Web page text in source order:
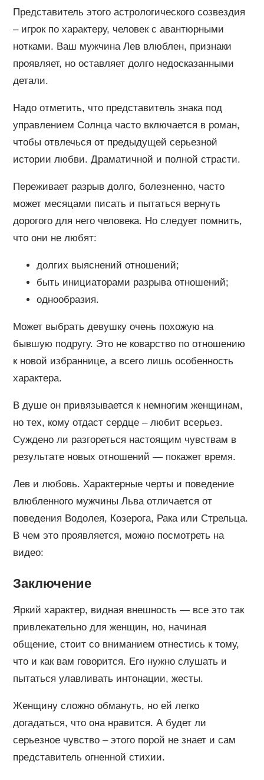
Представитель этого астрологического созвездия
– игрок по характеру, человек с авантюрными
нотками. Ваш мужчина Лев влюблен, признаки
проявляет, но оставляет долго недосказанными
детали.
Надо отметить, что представитель знака под
управлением Солнца часто включается в роман,
чтобы отвлечься от предыдущей серьезной
истории любви. Драматичной и полной страсти.
Переживает разрыв долго, болезненно, часто
может месяцами писать и пытаться вернуть
дорогого для него человека. Но следует помнить,
что они не любят:
долгих выяснений отношений;
быть инициаторами разрыва отношений;
однообразия.
Может выбрать девушку очень похожую на
бывшую подругу. Это не коварство по отношению
к новой избраннице, а всего лишь особенность
характера.
В душе он привязывается к немногим женщинам,
но тех, кому отдаст сердце – любит всерьез.
Суждено ли разгореться настоящим чувствам в
результате новых отношений — покажет время.
Лев и любовь. Характерные черты и поведение
влюбленного мужчины Льва отличается от
поведения Водолея, Козерога, Рака или Стрельца.
В чем это проявляется, можно посмотреть на
видео:
Заключение
Яркий характер, видная внешность — все это так
привлекательно для женщин, но, начиная
общение, стоит со вниманием отнестись к тому,
что и как вам говорится. Его нужно слушать и
пытаться улавливать интонации, жесты.
Женщину сложно обмануть, но ей легко
догадаться, что она нравится. А будет ли
серьезное чувство – этого порой не знает и сам
представитель огненной стихии.